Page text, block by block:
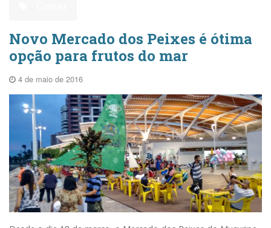
Novo Mercado dos Peixes é ótima
opção para frutos do mar
4 de maio de 2016